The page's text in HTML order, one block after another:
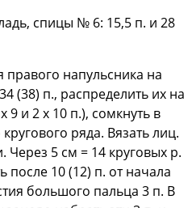
спицы № 6: 15,5 п. и 28
правого напульсника на
(38) п., распределить их на
9 и 2 х 10 п.), сомкнуть в
ряда. Вязать лиц.
5 см = 14 круговых р.
после 10 (12) п. от начала
большого пальца 3 п. В